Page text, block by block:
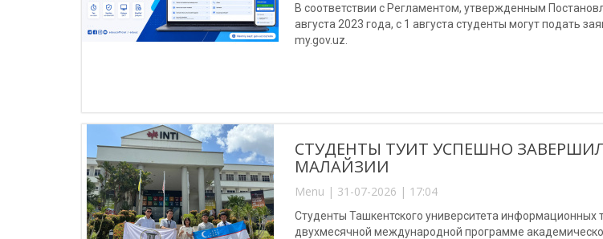
В соответствии с Регламентом, утвержденным
августа 2023 года, с 1 августа студенты могут подать
my.gov.uz.
СТУДЕНТЫ ТУИТ УСПЕШНО
МАЛАЙЗИИ
Menu | 31-07-2026 | 17:04
Студенты Ташкентского университета
двухмесячной международной программе